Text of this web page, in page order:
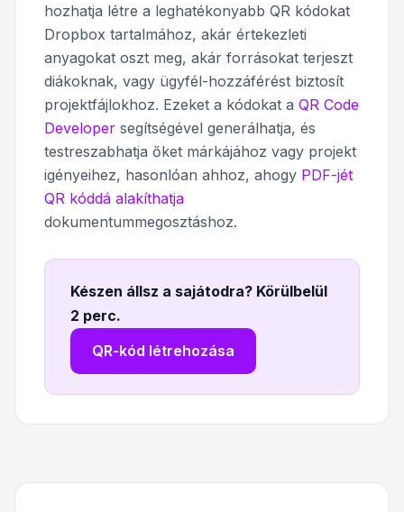
hozhatja létre a leghatékonyabb QR kódokat
Dropbox tartalmához, akár értekezleti
anyagokat oszt meg, akár forrásokat terjeszt
diákoknak, vagy ügyfél-hozzáférést biztosít
projektfájlokhoz. Ezeket a kódokat a QR Code
Developer segítségével generálhatja, és
testreszabhatja őket márkájához vagy projekt
igényeihez, hasonlóan ahhoz, ahogy PDF-jét
QR kóddá alakíthatja
dokumentummegosztáshoz.
Készen állsz a sajátodra? Körülbelül
2 perc.
QR-kód létrehozása